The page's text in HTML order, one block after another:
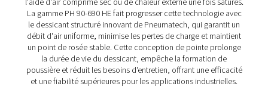
Le dessicant structuré des PH HE dure beaucoup plus
longtemps que les billes de dessicant traditionnelles,
rallongeant ainsi les intervalles d'entretien de 40 % et
un entretien plus simple et plus rapide. En outre, sa
dessicant SoliDes élimine la poussière, empêchant
pannes du sécheur et garantissant la fiabilité de la